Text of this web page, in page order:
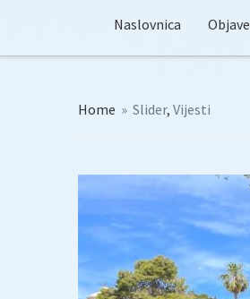
Naslovnica Objave
Home » Slider, Vijesti